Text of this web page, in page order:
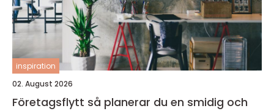
inspiration
02. August 2026
Företagsflytt så planerar du en smidig och